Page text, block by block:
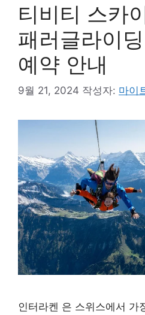
티비티 스카
패러글라이
예약 안내
9월 21, 2024 작성자: 마이
인터라켄 은 스위스에서 가